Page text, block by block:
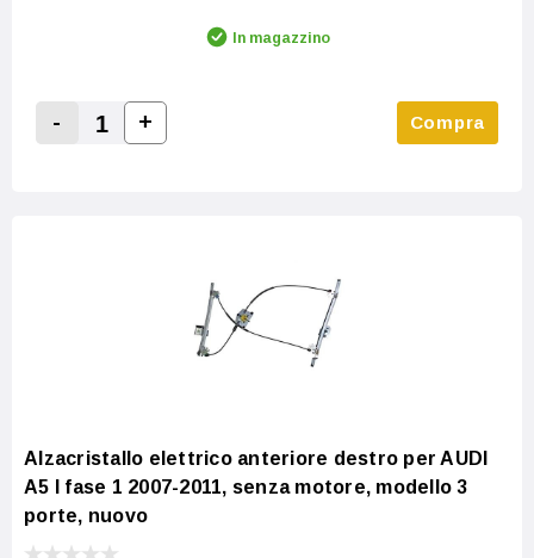
In magazzino
Decrease Quantity:
-
Increase Quantity:
+ Compra
Alzacristallo elettrico anteriore destro per AUDI
A5 I fase 1 2007-2011, senza motore, modello 3
porte, nuovo